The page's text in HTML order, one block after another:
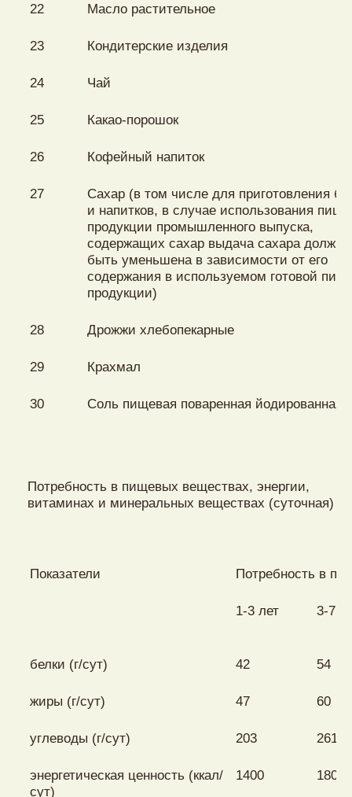
22 Масло растительное
23 Кондитерские изделия
24 Чай
25 Какао-порошок
26 Кофейный напиток
27
Сахар (в том числе для приготовления
и напитков, в случае использования
продукции промышленного выпуска,
содержащих сахар выдача сахара должна
быть уменьшена в зависимости от его
содержания в используемом готовой
продукции)
28 Дрожжи хлебопекарные
29 Крахмал
30 Соль пищевая поваренная йодированная
Потребность в пищевых веществах, энергии,
витаминах и минеральных веществах (суточная)
Показатели Потребность в
1-3 лет 3-7
белки (г/сут) 42 54
жиры (г/сут) 47 60
углеводы (г/сут) 203 261
энергетическая ценность (ккал/
сут)
1400 1800